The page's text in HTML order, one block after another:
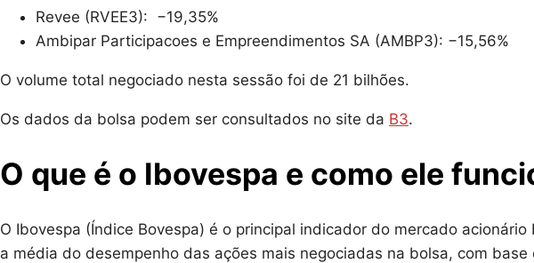
Revee (RVEE3): −19,35%
Ambipar Participacoes e Empreendimentos SA (AMBP3): −15,56%
O volume total negociado nesta sessão foi de 21 bilhões.
Os dados da bolsa podem ser consultados no site da B3.
O que é o Ibovespa e como ele
O Ibovespa (Índice Bovespa) é o principal indicador do mercado
a média do desempenho das ações mais negociadas na bolsa, com